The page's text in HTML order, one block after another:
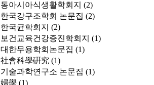
동아시아식생활학회지 (2)
한국강구조학회 논문집 (2)
한국균학회지 (2)
보건교육건강증진학회지 (1)
대한무용학회논문집 (1)
社會科學硏究 (1)
기술과학연구소 논문집 (1)
婦學 (1)